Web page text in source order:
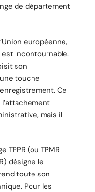
de département
européenne,
est incontournable.
son
touche
Ce
mais il
TPPR (ou TPMR
désigne le
toute son
Pour les